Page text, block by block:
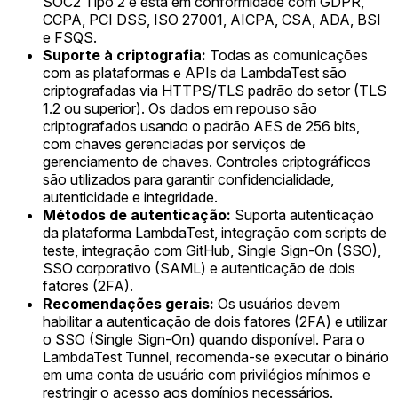
CCPA, PCI DSS, ISO 27001, AICPA, CSA, ADA, BSI
e FSQS.
Suporte à criptografia: Todas as comunicações
com as plataformas e APIs da LambdaTest são
criptografadas via HTTPS/TLS padrão do setor (TLS
1.2 ou superior). Os dados em repouso são
criptografados usando o padrão AES de 256 bits,
com chaves gerenciadas por serviços de
gerenciamento de chaves. Controles criptográficos
são utilizados para garantir confidencialidade,
autenticidade e integridade.
Métodos de autenticação: Suporta autenticação
da plataforma LambdaTest, integração com scripts de
teste, integração com GitHub, Single Sign-On (SSO),
SSO corporativo (SAML) e autenticação de dois
fatores (2FA).
Recomendações gerais: Os usuários devem
habilitar a autenticação de dois fatores (2FA) e utilizar
o SSO (Single Sign-On) quando disponível. Para o
LambdaTest Tunnel, recomenda-se executar o binário
em uma conta de usuário com privilégios mínimos e
restringir o acesso aos domínios necessários.